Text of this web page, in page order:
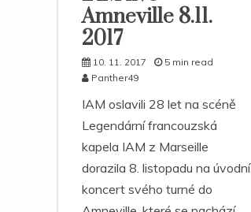
Amneville 8.11.
2017
10. 11. 2017
5 min read
Panther49
IAM oslavili 28 let na scéně
Legendární francouzská
kapela IAM z Marseille
dorazila 8. listopadu na úvodní
koncert svého turné do